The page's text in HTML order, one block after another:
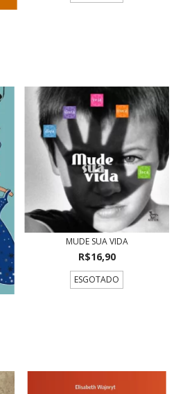
MUDE SUA VIDA
R$16,90
ESGOTADO